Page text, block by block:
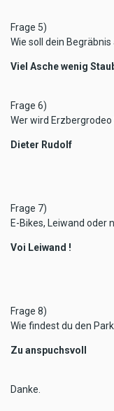
Frage 5)
Wie soll dein Begräbnis
Viel Asche wenig
Frage 6)
Wer wird Erzbergrodeo
Dieter Rudolf
Frage 7)
E-Bikes, Leiwand oder
Voi Leiwand !
Frage 8)
Wie findest du den
Zu anspuchsvoll
Danke.